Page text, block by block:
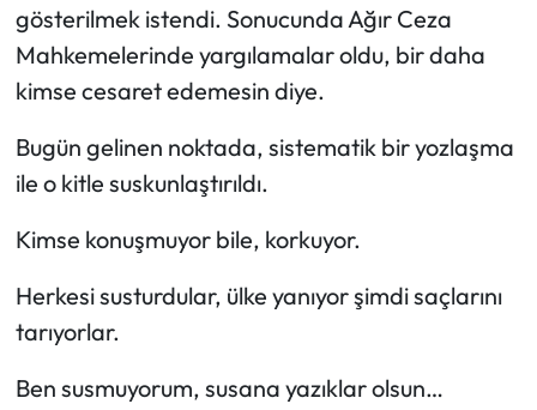
gösterilmek istendi. Sonucunda Ağır Ceza
Mahkemelerinde yargılamalar oldu, bir daha
kimse cesaret edemesin diye.
Bugün gelinen noktada, sistematik bir yozlaşma
ile o kitle suskunlaştırıldı.
Kimse konuşmuyor bile, korkuyor.
Herkesi susturdular, ülke yanıyor şimdi saçlarını
tarıyorlar.
Ben susmuyorum, susana yazıklar olsun…